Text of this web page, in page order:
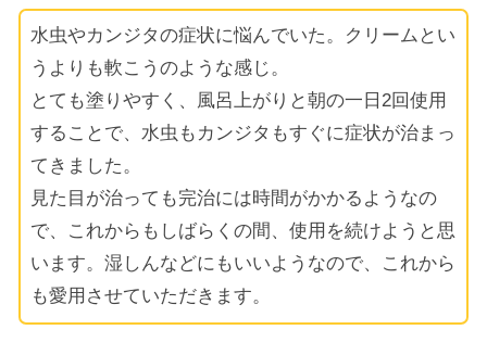
水虫やカンジタの症状に悩んでいた。クリームとい
うよりも軟こうのような感じ。
とても塗りやすく、風呂上がりと朝の一日2回使用
することで、水虫もカンジタもすぐに症状が治まっ
てきました。
見た目が治っても完治には時間がかかるようなの
で、これからもしばらくの間、使用を続けようと思
います。湿しんなどにもいいようなので、これから
も愛用させていただきます。